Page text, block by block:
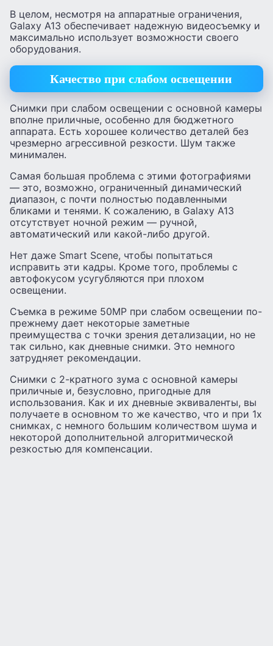
В целом, несмотря на аппаратные ограничения,
Galaxy A13 обеспечивает надежную видеосъемку и
максимально использует возможности своего
оборудования.
Качество при слабом освещении
Снимки при слабом освещении с основной камеры
вполне приличные, особенно для бюджетного
аппарата. Есть хорошее количество деталей без
чрезмерно агрессивной резкости. Шум также
минимален.
Самая большая проблема с этими фотографиями
— это, возможно, ограниченный динамический
диапазон, с почти полностью подавленными
бликами и тенями. К сожалению, в Galaxy A13
отсутствует ночной режим — ручной,
автоматический или какой-либо другой.
Нет даже Smart Scene, чтобы попытаться
исправить эти кадры. Кроме того, проблемы с
автофокусом усугубляются при плохом
освещении.
Съемка в режиме 50MP при слабом освещении по-
прежнему дает некоторые заметные
преимущества с точки зрения детализации, но не
так сильно, как дневные снимки. Это немного
затрудняет рекомендации.
Снимки с 2-кратного зума с основной камеры
приличные и, безусловно, пригодные для
использования. Как и их дневные эквиваленты, вы
получаете в основном то же качество, что и при 1x
снимках, с немного большим количеством шума и
некоторой дополнительной алгоритмической
резкостью для компенсации.